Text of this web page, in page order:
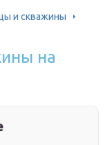
и скважины
на